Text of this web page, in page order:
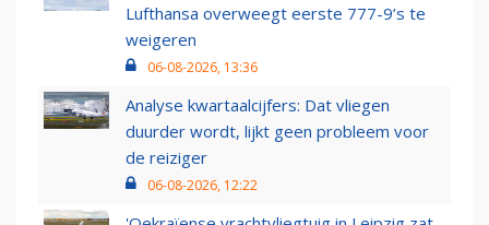
Lufthansa overweegt eerste 777-9’s te
weigeren
06-08-2026, 13:36
Analyse kwartaalcijfers: Dat vliegen
duurder wordt, lijkt geen probleem voor
de reiziger
06-08-2026, 12:22